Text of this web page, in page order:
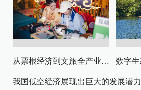
从票根经济到文旅全产业链升级
我国低空经济展现出巨大的发展潜力